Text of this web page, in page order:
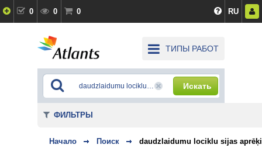
0 0 0 RU
ТИПЫ РАБОТ
Искать
Начало Поиск daudzlaidumu lociklu sijas
ФИЛЬТРЫ